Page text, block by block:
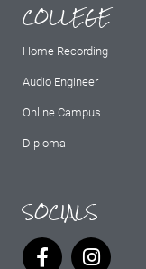
COLLEGE
Home Recording
Audio Engineer
Online Campus
Diploma
SOCIALS